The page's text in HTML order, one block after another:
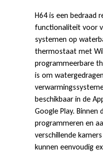
H64 is een bedraad
functionaliteit voor
systemen op
thermostaat met
programmeerbare
is om
beschikbaar in de
Google Play. Binnen
programmeren en
verschillende
kunnen eenvoudig